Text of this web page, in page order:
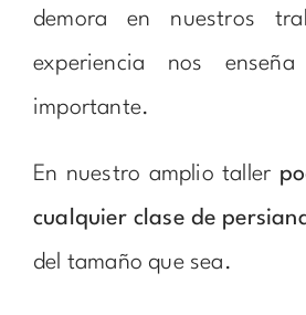
demora en nuestros
experiencia nos
importante.
En nuestro amplio taller
cualquier clase de
del tamaño que sea.